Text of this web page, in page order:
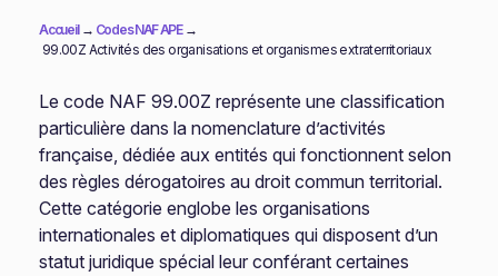
Accueil→ Codes NAF APE→
99.00Z Activités des organisations et organismes extraterritoriaux
Le code NAF 99.00Z représente une classification
particulière dans la nomenclature d’activités
française, dédiée aux entités qui fonctionnent selon
des règles dérogatoires au droit commun territorial.
Cette catégorie englobe les organisations
internationales et diplomatiques qui disposent d’un
statut juridique spécial leur conférant certaines